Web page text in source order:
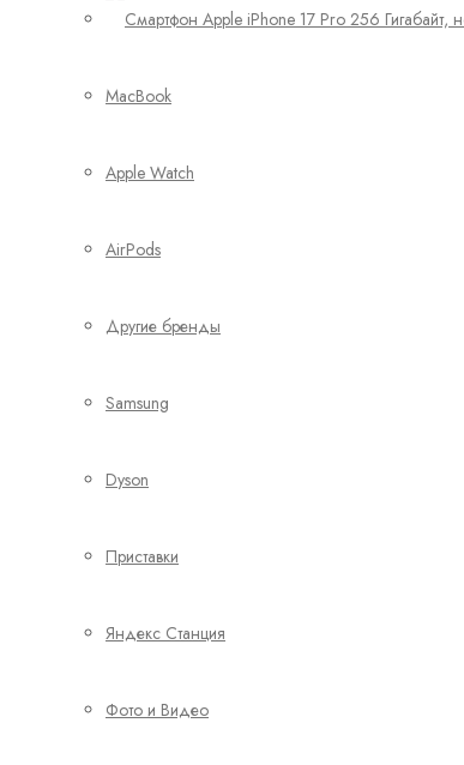
MacBook
Apple Watch
AirPods
Другие бренды
Samsung
Dyson
Приставки
Яндекс Станция
Фото и Видео